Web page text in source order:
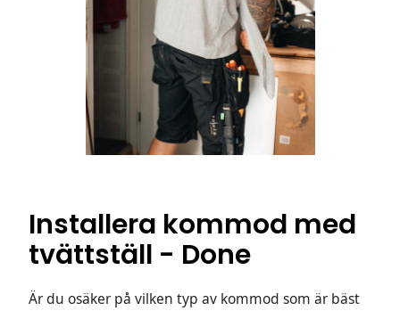
Installera kommod med
tvättställ - Done
Är du osäker på vilken typ av kommod som är bäst